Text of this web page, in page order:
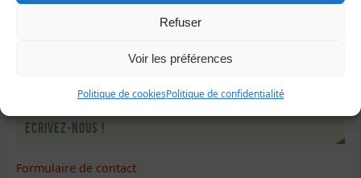
Refuser
Voir les préférences
Politique de cookiesPolitique de confidentialité
J’accepte que mes données soient traitées conformément à
politique de confidentialité.
Ecrivez-nous !
Formulaire de contact